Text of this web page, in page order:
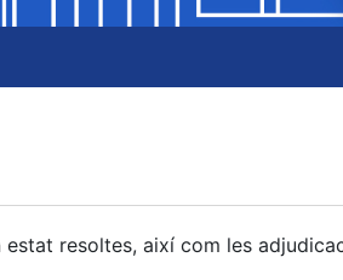
resoltes, així com les